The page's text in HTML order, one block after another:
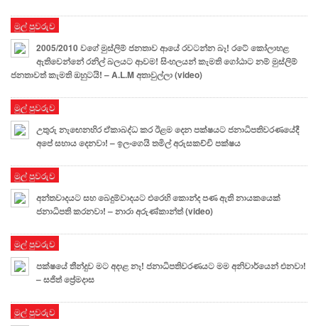
මුල් පුවරුව
2005/2010 වගේ මුස්ලිම් ජනතාව ආයේ රවටන්න බෑ! රටේ කෝලාහළ
ඇතිවෙන්නේ රනිල් බලයට ආවම! සිංහලයන් කැමති ගෝඨාට නම් මුස්ලිම්
ජනතාවත් කැමති ඔහුටයි! – A.L.M අතාවුල්ලා (video)
මුල් පුවරුව
උතුරු නැඟෙනහිර ඒකාබද්ධ කර ඊළම දෙන පක්ෂයට ජනාධිපතිවරණයේදී
අපේ සහාය දෙනවා! – ඉලංගෙයි තමිල් අරුසකච්චි පක්ෂය
මුල් පුවරුව
අන්තවාදයට සහ බෙදුම්වාදයට එරෙහි කොන්ද පණ ඇති නායකයෙක්
ජනාධිපති කරනවා! – නාරා අරුණ්කාන්ත් (video)
මුල් පුවරුව
පක්ෂයේ තීන්දුව මට අදාළ නෑ! ජනාධිපතිවරණයට මම අනිවාර්යෙන් එනවා!
– සජිත් ප්‍රේමදාස
මුල් පුවරුව